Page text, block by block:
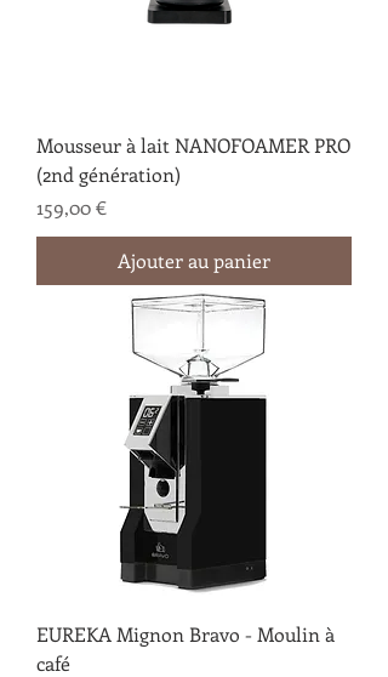
Mousseur à lait NANOFOAMER PRO
(2nd génération)
Prix
159,00 €
Ajouter au panier
EUREKA Mignon Bravo - Moulin à
café